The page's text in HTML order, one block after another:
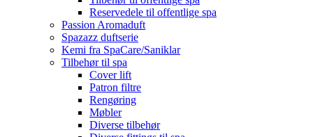
Reservedele til offentlige spa
Passion Aromaduft
Spazazz duftserie
Kemi fra SpaCare/Saniklar
Tilbehør til spa
Cover lift
Patron filtre
Rengøring
Møbler
Diverse tilbehør